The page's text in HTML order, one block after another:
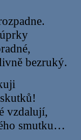
bezruký.
vzdalují,
smutku…